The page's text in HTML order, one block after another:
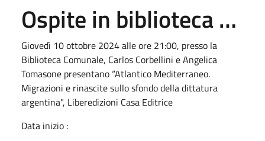
Ospite in biblioteca …
Giovedì 10 ottobre 2024 alle ore 21:00, presso la
Biblioteca Comunale, Carlos Corbellini e Angelica
Tomasone presentano “Atlantico Mediterraneo.
Migrazioni e rinascite sullo sfondo della dittatura
argentina", Liberedizioni Casa Editrice
Data inizio :